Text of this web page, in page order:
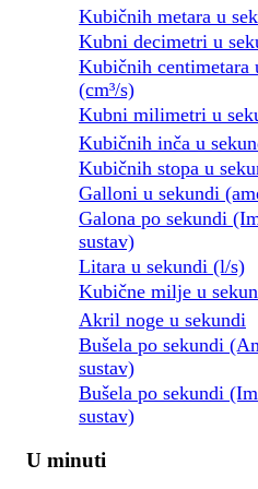
Kubičnih metara u
Kubni decimetri u
Kubičnih centimetara
(cm³/s)
Kubni milimetri u
Kubičnih inča u
Kubičnih stopa u
Galloni u sekundi
Galona po sekundi
sustav)
Litara u sekundi (l/s)
Kubične milje u
Akril noge u sekundi
Bušela po sekundi
sustav)
Bušela po sekundi
sustav)
U minuti